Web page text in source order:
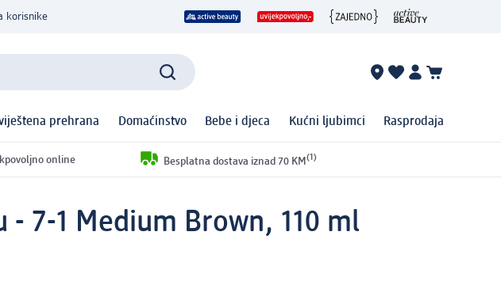
korisnike
prehrana Domaćinstvo Bebe i djeca Kućni ljubimci Rasprodaja
online Besplatna dostava iznad 70 KM (1)
- 7-1 Medium Brown, 110 ml